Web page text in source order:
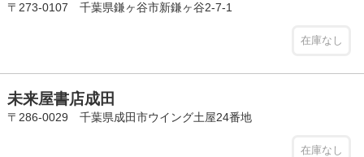
〒273-0107 千葉県鎌ヶ谷市新鎌ヶ谷2-7-1
在庫なし
未来屋書店成田
〒286-0029 千葉県成田市ウイング土屋24番地
在庫なし